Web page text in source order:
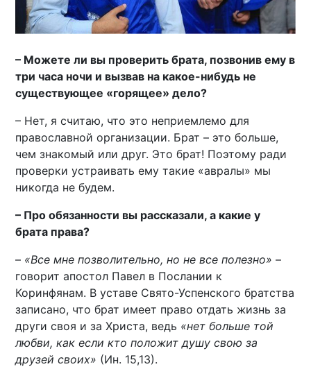
– Можете ли вы проверить брата, позвонив ему в
три часа ночи и вызвав на какое-нибудь не
существующее «горящее» дело?
– Нет, я считаю, что это неприемлемо для
православной организации. Брат – это больше,
чем знакомый или друг. Это брат! Поэтому ради
проверки устраивать ему такие «авралы» мы
никогда не будем.
– Про обязанности вы рассказали, а какие у
брата права?
– «Все мне позволительно, но не все полезно» –
говорит апостол Павел в Послании к
Коринфянам. В уставе Свято-Успенского братства
записано, что брат имеет право отдать жизнь за
други своя и за Христа, ведь «нет больше той
любви, как если кто положит душу свою за
друзей своих» (Ин. 15,13).